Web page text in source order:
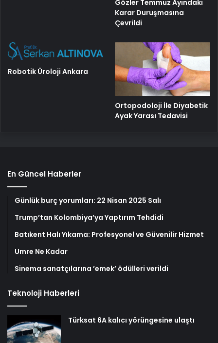
Gözler Temmuz Ayındaki
Karar Duruşmasına
Çevrildi
Robotik Üroloji Ankara
Ortopodoloji İle Diyabetik
Ayak Yarası Tedavisi
En Güncel Haberler
Günlük burç yorumları: 22 Nisan 2025 Salı
Trump’tan Kolombiya’ya Yaptırım Tehdidi
Batıkent Halı Yıkama: Profesyonel ve Güvenilir Hizmet
Umre Ne Kadar
Sinema sanatçılarına ’emek’ ödülleri verildi
Teknoloji Haberleri
Türksat 6A kalıcı yörüngesine ulaştı